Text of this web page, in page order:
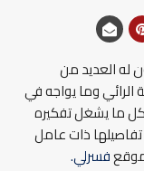
له العديد من
الرائي وما يواجه في
لكل ما يشغل تفكيره
تفاصيلها ذات عامل
موقعفسرلي.